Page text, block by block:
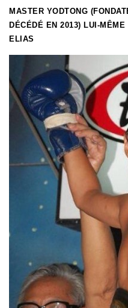
MASTER YODTONG
DÉCÉDÉ EN 2013) LUI-
ELIAS